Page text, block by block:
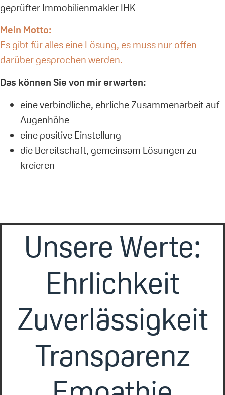
geprüfter Immobilienmakler IHK
Mein Motto:
Es gibt für alles eine Lösung, es muss nur offen
darüber gesprochen werden.
Das können Sie von mir erwarten:
eine verbindliche, ehrliche Zusammenarbeit auf
Augenhöhe
eine positive Einstellung
die Bereitschaft, gemeinsam Lösungen zu
kreieren
Unsere Werte:
Ehrlichkeit
Zuverlässigkeit
Transparenz